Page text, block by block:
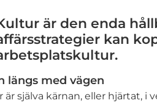
är den enda
kan
längs med vägen
själva kärnan, eller hjärtat, i